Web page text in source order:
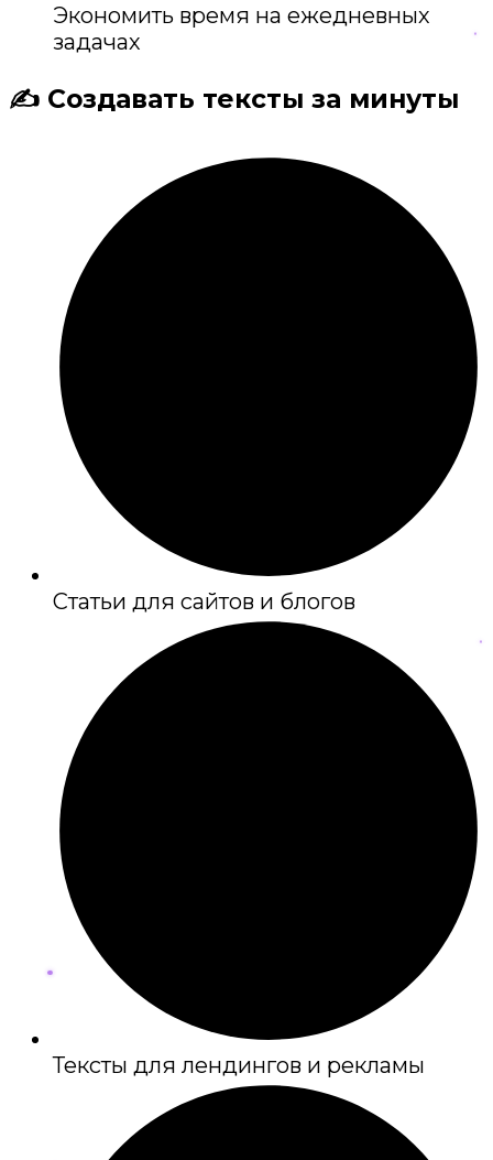
Экономить время на ежедневных
задачах
✍️ Создавать тексты за минуты
Статьи для сайтов и блогов
Тексты для лендингов и рекламы